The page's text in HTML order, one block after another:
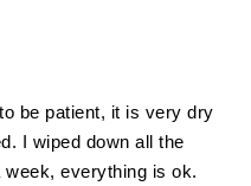
단부에 배치하면 환기 홈이
리아와 바이러스에 대한
고
be patient, it is very dry
I wiped down all the
everything is ok.